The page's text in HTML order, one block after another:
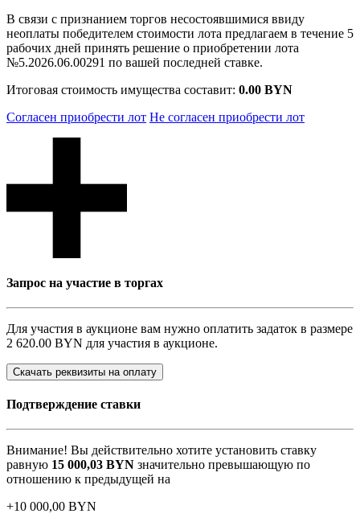
В связи с признанием торгов несостоявшимися ввиду
неоплаты победителем стоимости лота предлагаем в течение 5
рабочих дней принять решение о приобретении лота
№5.2026.06.00291 по вашей последней ставке.
Итоговая стоимость имущества составит: 0.00 BYN
Согласен приобрести лот Не согласен приобрести лот
Запрос на участие в торгах
Для участия в аукционе вам нужно оплатить задаток в размере
2 620.00 BYN для участия в аукционе.
Скачать реквизиты на оплату
Подтверждение ставки
Внимание! Вы действительно хотите установить ставку
равную 15 000,03 BYN значительно превышающую по
отношению к предыдущей на
+10 000,00 BYN